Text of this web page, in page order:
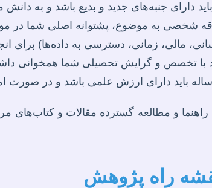
دارای جنبه‌های جدید و بدیع باشد و به
شخصی به موضوع، پشتوانه اصلی شما در
مالی، زمانی، دسترسی به داده‌ها) برای
با تخصص و گرایش تحصیلی شما همخوانی
باید دارای ارزش علمی باشد و در صورت
راهنما و مطالعه گسترده مقالات و
راه پژوهش